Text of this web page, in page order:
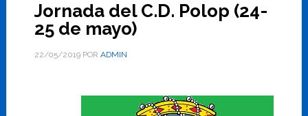
Jornada del C.D. Polop (24-
25 de mayo)
22/05/2019POR ADMIN